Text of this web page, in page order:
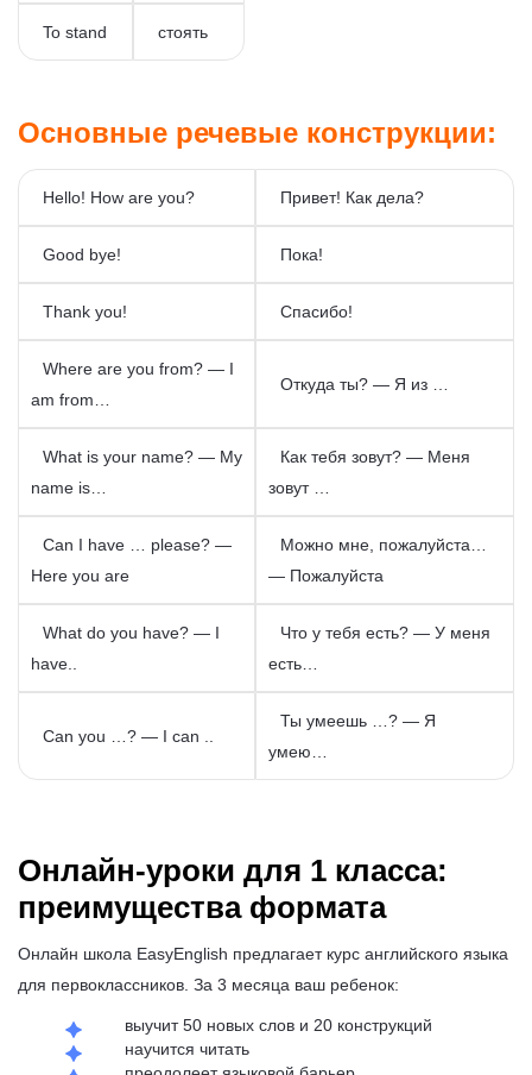
To stand стоять
Основные речевые конструкции:
Hello! How are you? Привет! Как дела?
Good bye! Пока!
Thank you! Спасибо!
Where are you from? — I
am from…
Откуда ты? — Я из …
What is your name? — My
name is…
Как тебя зовут? — Меня
зовут …
Can I have … please? —
Here you are
Можно мне, пожалуйста…
— Пожалуйста
What do you have? — I
have..
Что у тебя есть? — У меня
есть…
Can you …? — I can ..
Ты умеешь …? — Я
умею…
Онлайн-уроки для 1 класса:
преимущества формата
Онлайн школа EasyEnglish предлагает курс английского языка
для первоклассников. За 3 месяца ваш ребенок:
выучит 50 новых слов и 20 конструкций
научится читать